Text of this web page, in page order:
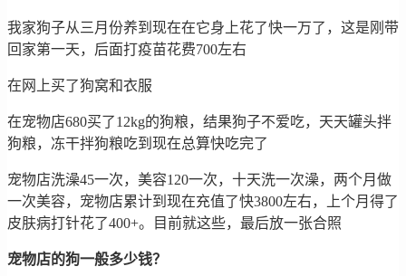
我家狗子从三月份养到现在在它身上花了快一万了，这是刚带
回家第一天，后面打疫苗花费700左右
在网上买了狗窝和衣服
在宠物店680买了12kg的狗粮，结果狗子不爱吃，天天罐头拌
狗粮，冻干拌狗粮吃到现在总算快吃完了
宠物店洗澡45一次，美容120一次，十天洗一次澡，两个月做
一次美容，宠物店累计到现在充值了快3800左右，上个月得了
皮肤病打针花了400+。目前就这些，最后放一张合照
宠物店的狗一般多少钱？